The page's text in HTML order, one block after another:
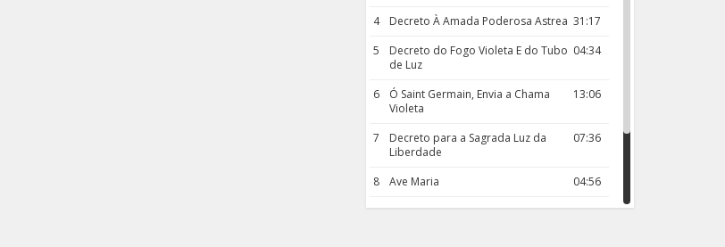
4
31:17
Decreto À Amada Poderosa Astrea
5
04:34
Decreto do Fogo Violeta E do Tubo
de Luz
6
13:06
Ó Saint Germain, Envia a Chama
Violeta
7
07:36
Decreto para a Sagrada Luz da
Liberdade
8
04:56
Ave Maria
9
18:00
Rosário da Criança